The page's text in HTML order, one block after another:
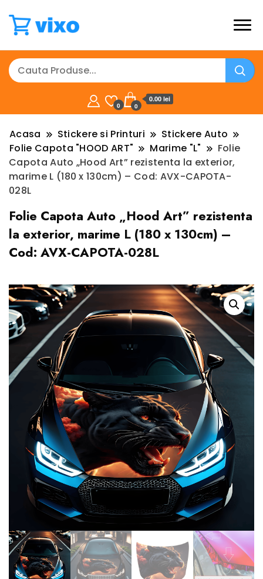
0 0
0.00 lei
Acasa Stickere si Printuri
Stickere Auto
Folie Capota "HOOD ART"
Marime "L"
Folie
Capota Auto „Hood Art” rezistenta la exterior,
marime L (180 x 130cm) – Cod: AVX-CAPOTA-
028L
Folie Capota Auto „Hood Art” rezistenta
la exterior, marime L (180 x 130cm) –
Cod: AVX-CAPOTA-028L